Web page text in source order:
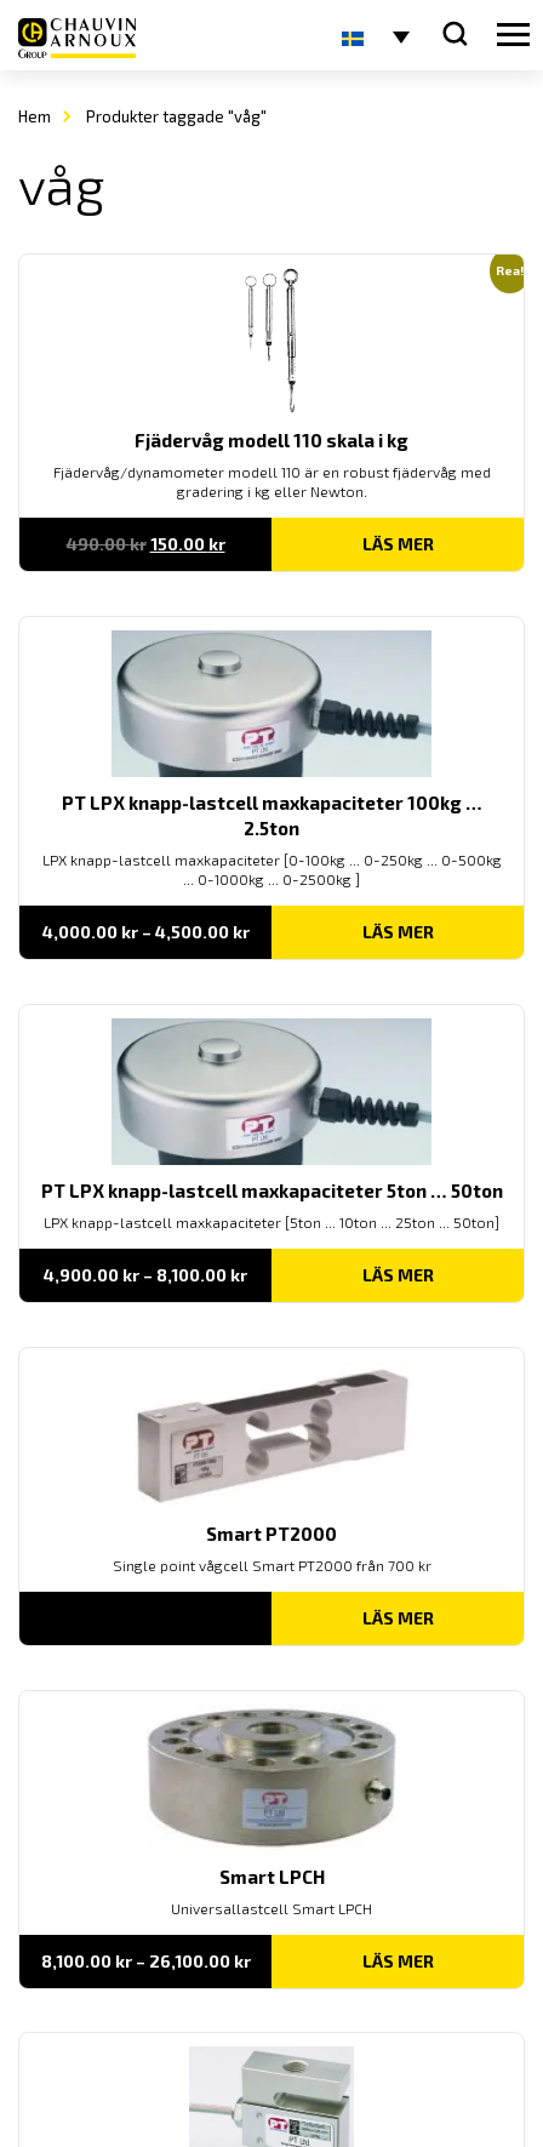
Hem Produkter taggade "våg"
våg
Rea!
Fjädervåg modell 110 skala i kg
Fjädervåg/dynamometer modell 110 är en robust fjädervåg med
gradering i kg eller Newton.
490.00kr Det
ursprungliga
priset
150.00 krDet
nuvarande
priset
LÄS MER
PT LPX knapp-lastcell maxkapaciteter 100kg …
2.5ton
LPX knapp-lastcell maxkapaciteter [0-100kg ... 0-250kg ... 0-500kg
... 0-1000kg ... 0-2500kg ]
4,000.00 kr – 4,500.00 krPrisintervall:
till
LÄS MER
PT LPX knapp-lastcell maxkapaciteter 5ton … 50ton
LPX knapp-lastcell maxkapaciteter [5ton ... 10ton ... 25ton ... 50ton]
4,900.00 kr – 8,100.00 krPrisintervall:
till
LÄS MER
Smart PT2000
Single point vågcell Smart PT2000 från 700 kr
LÄS MER
Smart LPCH
Universallastcell Smart LPCH
8,100.00 kr – 26,100.00 krPrisintervall:
till
LÄS MER